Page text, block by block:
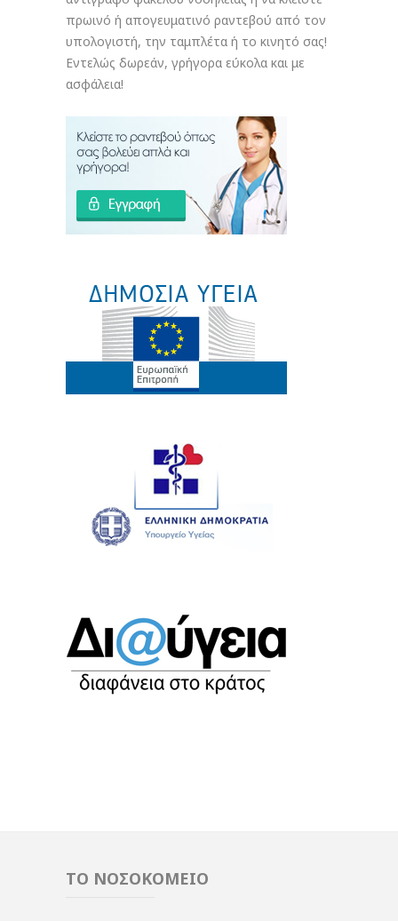
πρωινό ή απογευματινό ραντεβού από τον
υπολογιστή, την ταμπλέτα ή το κινητό σας!
Εντελώς δωρεάν, γρήγορα εύκολα και με
ασφάλεια!
ΤΟ ΝΟΣΟΚΟΜΕΙΟ